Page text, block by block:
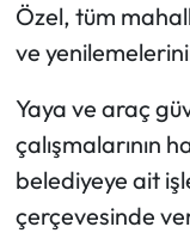
Özel, tüm
ve
Yaya ve araç
çalışmalarının
belediyeye ait
çerçevesinde